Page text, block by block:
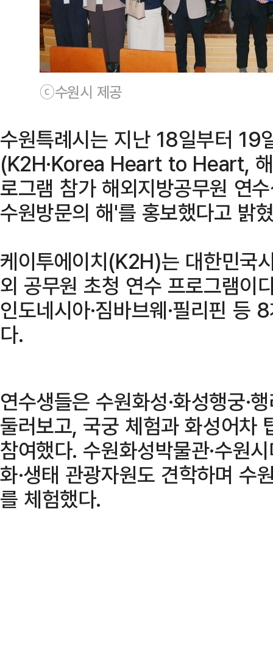
ⓒ수원시 제공
수원특례시는 지난 18일부터 19
(K2H·Korea Heart to Heart,
로그램 참가 해외지방공무원
수원방문의 해'를 홍보했다고 밝
케이투에이치(K2H)는 대한민국
외 공무원 초청 연수 프로그램이
인도네시아·짐바브웨·필리핀 등
다.
연수생들은 수원화성·화성행궁·
둘러보고, 국궁 체험과 화성어차
참여했다. 수원화성박물관·수원
화·생태 관광자원도 견학하며 수
를 체험했다.